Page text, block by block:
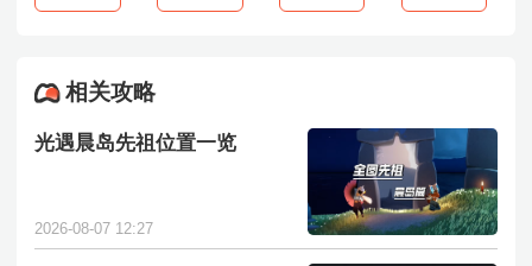
相关攻略
光遇晨岛先祖位置一览
2026-08-07 12:27